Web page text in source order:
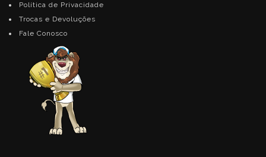
Política de Privacidade
Trocas e Devoluções
Fale Conosco